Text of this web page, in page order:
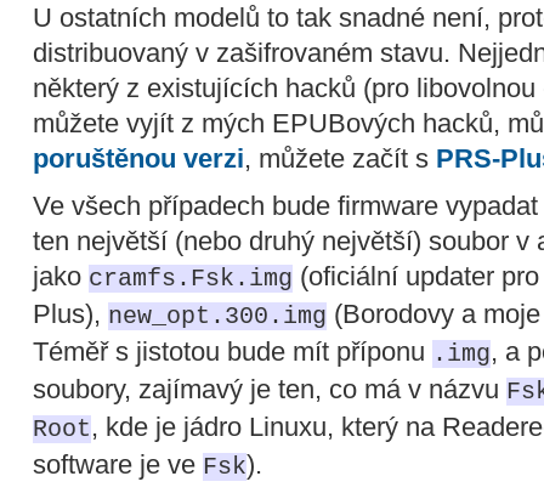
U ostatních modelů to tak snadné není,
distribuovaný v zašifrovaném stavu.
některý z existujících hacků (pro
můžete vyjít z mých EPUBových hacků,
poruštěnou verzi, můžete začít s PRS-
Ve všech případech bude firmware
ten největší (nebo druhý největší) soubor v
jako cramfs.Fsk.img (oficiální updater
Plus), new_opt.300.img (Borodovy a
Téměř s jistotou bude mít příponu .img, a
soubory, zajímavý je ten, co má v názvu
Root, kde je jádro Linuxu, který na
software je ve Fsk).